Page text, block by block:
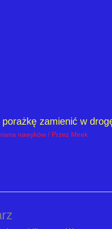
zamienić w
nawyków / Przez Mirek